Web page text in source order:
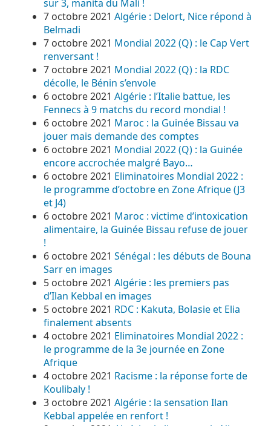
sur 3, manita du Mali !
7 octobre 2021 Algérie : Delort, Nice répond à
Belmadi
7 octobre 2021 Mondial 2022 (Q) : le Cap Vert
renversant !
7 octobre 2021 Mondial 2022 (Q) : la RDC
décolle, le Bénin s’envole
6 octobre 2021 Algérie : l’Italie battue, les
Fennecs à 9 matchs du record mondial !
6 octobre 2021 Maroc : la Guinée Bissau va
jouer mais demande des comptes
6 octobre 2021 Mondial 2022 (Q) : la Guinée
encore accrochée malgré Bayo…
6 octobre 2021 Eliminatoires Mondial 2022 :
le programme d’octobre en Zone Afrique (J3
et J4)
6 octobre 2021 Maroc : victime d’intoxication
alimentaire, la Guinée Bissau refuse de jouer
!
6 octobre 2021 Sénégal : les débuts de Bouna
Sarr en images
5 octobre 2021 Algérie : les premiers pas
d’Ilan Kebbal en images
5 octobre 2021 RDC : Kakuta, Bolasie et Elia
finalement absents
4 octobre 2021 Eliminatoires Mondial 2022 :
le programme de la 3e journée en Zone
Afrique
4 octobre 2021 Racisme : la réponse forte de
Koulibaly !
3 octobre 2021 Algérie : la sensation Ilan
Kebbal appelée en renfort !